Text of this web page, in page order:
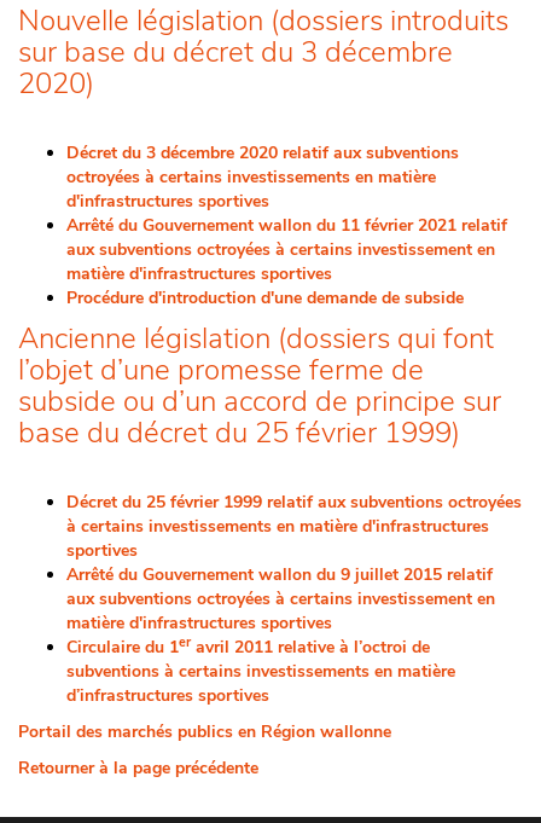
Nouvelle législation (dossiers introduits
sur base du décret du 3 décembre
2020)
Décret du 3 décembre 2020 relatif aux subventions
octroyées à certains investissements en matière
d'infrastructures sportives
Arrêté du Gouvernement wallon du 11 février 2021 relatif
aux subventions octroyées à certains investissement en
matière d'infrastructures sportives
Procédure d'introduction d'une demande de subside
Ancienne législation (dossiers qui font
l’objet d’une promesse ferme de
subside ou d’un accord de principe sur
base du décret du 25 février 1999)
Décret du 25 février 1999 relatif aux subventions octroyées
à certains investissements en matière d'infrastructures
sportives
Arrêté du Gouvernement wallon du 9 juillet 2015 relatif
aux subventions octroyées à certains investissement en
matière d'infrastructures sportives
Circulaire du 1eravril 2011 relative à l’octroi de
subventions à certains investissements en matière
d’infrastructures sportives
Portail des marchés publics en Région wallonne
Retourner à la page précédente